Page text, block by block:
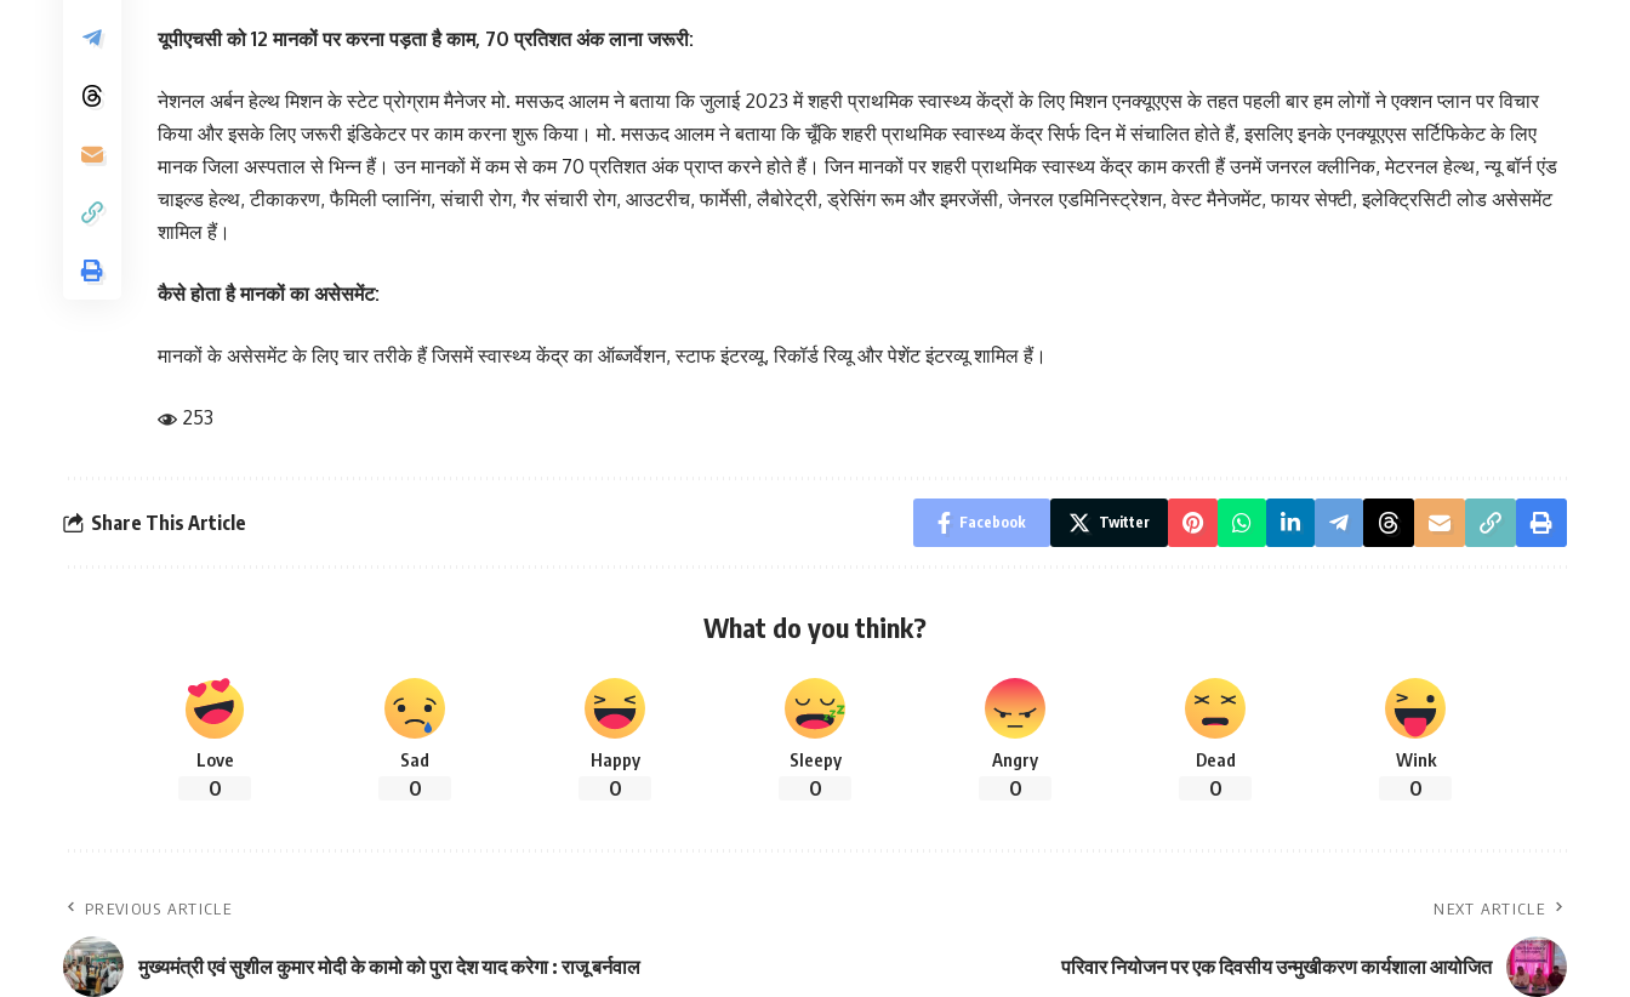
यूपीएचसी को 12 मानकों पर करना पड़ता है काम, 70 प्रतिशत अंक लाना जरूरी:
नेशनल अर्बन हेल्थ मिशन के स्टेट प्रोग्राम मैनेजर मो. मसऊद आलम ने बताया कि जुलाई 2023 में शहरी प्राथमिक स्वास्थ्य केंद्रों के लिए मिशन एनक्यूएएस के तहत पहली बार हम लोगों ने एक्शन प्लान पर विचार
किया और इसके लिए जरूरी इंडिकेटर पर काम करना शुरू किया। मो. मसऊद आलम ने बताया कि चूँकि शहरी प्राथमिक स्वास्थ्य केंद्र सिर्फ दिन में संचालित होते हैं, इसलिए इनके एनक्यूएएस सर्टिफिकेट के लिए
मानक जिला अस्पताल से भिन्न हैं। उन मानकों में कम से कम 70 प्रतिशत अंक प्राप्त करने होते हैं। जिन मानकों पर शहरी प्राथमिक स्वास्थ्य केंद्र काम करती हैं उनमें जनरल क्लीनिक, मेटरनल हेल्थ, न्यू बॉर्न एंड
चाइल्ड हेल्थ, टीकाकरण, फैमिली प्लानिंग, संचारी रोग, गैर संचारी रोग, आउटरीच, फार्मेसी, लैबोरेट्री, ड्रेसिंग रूम और इमरजेंसी, जेनरल एडमिनिस्ट्रेशन, वेस्ट मैनेजमेंट, फायर सेफ्टी, इलेक्ट्रिसिटी लोड असेसमेंट
शामिल हैं।
कैसे होता है मानकों का असेसमेंट:
मानकों के असेसमेंट के लिए चार तरीके हैं जिसमें स्वास्थ्य केंद्र का ऑब्जर्वेशन, स्टाफ इंटरव्यू, रिकॉर्ड रिव्यू और पेशेंट इंटरव्यू शामिल हैं।
253
Share This Article Facebook Twitter
What do you think?
Love
0
Sad
0
Happy
0
Sleepy
0
Angry
0
Dead
0
Wink
0
PREVIOUS ARTICLE
मुख्यमंत्री एवं सुशील कुमार मोदी के कामो को पुरा देश याद करेगा : राजू बर्नवाल
NEXT ARTICLE
परिवार नियोजन पर एक दिवसीय उन्मुखीकरण कार्यशाला आयोजित